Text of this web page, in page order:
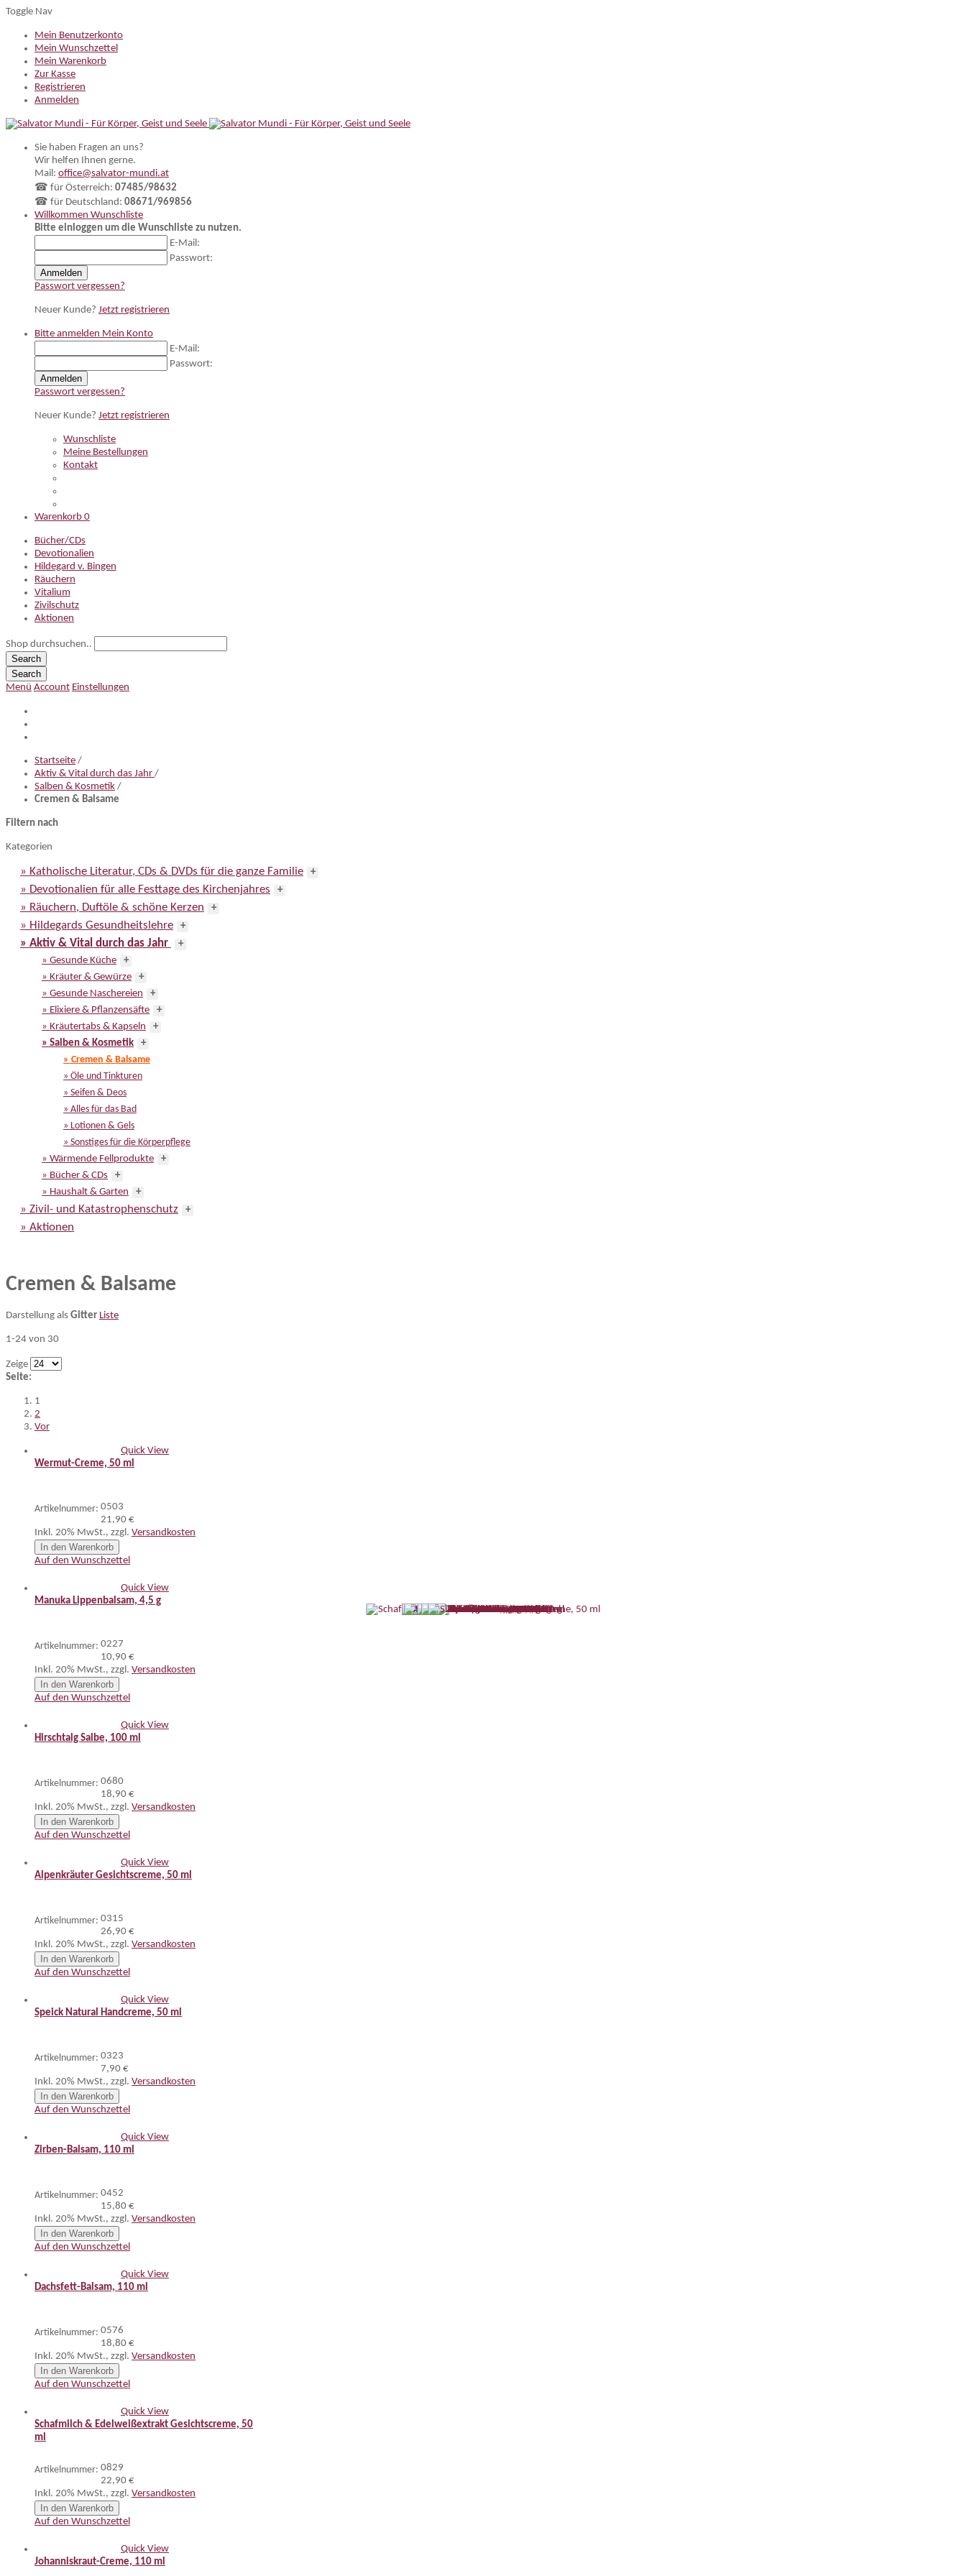
Toggle Nav
Mein Benutzerkonto
Mein Wunschzettel
Mein Warenkorb
Zur Kasse
Registrieren
Anmelden
Sie haben Fragen an uns?
Wir helfen Ihnen gerne.
Mail: office@salvator-mundi.at
☎ für Österreich: 07485/98632
☎ für Deutschland: 08671/969856
Willkommen Wunschliste
Bitte einloggen um die Wunschliste zu nutzen.
E-Mail:
Passwort:
Anmelden
Passwort vergessen?
Neuer Kunde? Jetzt registrieren
Bitte anmelden Mein Konto
E-Mail:
Passwort:
Anmelden
Passwort vergessen?
Neuer Kunde? Jetzt registrieren
Wunschliste
Meine Bestellungen
Kontakt
Warenkorb 0
Bücher/CDs
Devotionalien
Hildegard v. Bingen
Räuchern
Vitalium
Zivilschutz
Aktionen
Shop durchsuchen..
Search
Search
Menü Account Einstellungen
Startseite /
Aktiv & Vital durch das Jahr /
Salben & Kosmetik /
Cremen & Balsame
Filtern nach
Kategorien
» Katholische Literatur, CDs & DVDs für die ganze Familie +
» Devotionalien für alle Festtage des Kirchenjahres +
» Räuchern, Duftöle & schöne Kerzen +
» Hildegards Gesundheitslehre +
» Aktiv & Vital durch das Jahr
+
» Gesunde Küche
+
» Kräuter & Gewürze
+
» Gesunde Naschereien
+
» Elixiere & Pflanzensäfte
+
» Kräutertabs & Kapseln
+
» Salben & Kosmetik
+
» Cremen & Balsame
» Öle und Tinkturen
» Seifen & Deos
» Alles für das Bad
» Lotionen & Gels
» Sonstiges für die Körperpflege
» Wärmende Fellprodukte
+
» Bücher & CDs
+
» Haushalt & Garten
+
» Zivil- und Katastrophenschutz +
» Aktionen
Cremen & Balsame
Darstellung als Gitter Liste
1-24 von 30
Zeige
Seite:
1
2
Vor
Quick View
Wermut-Creme, 50 ml
Artikelnummer: 0503
21,90 €
Inkl. 20% MwSt., zzgl. Versandkosten
In den Warenkorb
Auf den Wunschzettel
Quick View
Manuka Lippenbalsam, 4,5 g
Artikelnummer: 0227
10,90 €
Inkl. 20% MwSt., zzgl. Versandkosten
In den Warenkorb
Auf den Wunschzettel
Quick View
Hirschtalg Salbe, 100 ml
Artikelnummer: 0680
18,90 €
Inkl. 20% MwSt., zzgl. Versandkosten
In den Warenkorb
Auf den Wunschzettel
Quick View
Alpenkräuter Gesichtscreme, 50 ml
Artikelnummer: 0315
26,90 €
Inkl. 20% MwSt., zzgl. Versandkosten
In den Warenkorb
Auf den Wunschzettel
Quick View
Speick Natural Handcreme, 50 ml
Artikelnummer: 0323
7,90 €
Inkl. 20% MwSt., zzgl. Versandkosten
In den Warenkorb
Auf den Wunschzettel
Quick View
Zirben-Balsam, 110 ml
Artikelnummer: 0452
15,80 €
Inkl. 20% MwSt., zzgl. Versandkosten
In den Warenkorb
Auf den Wunschzettel
Quick View
Dachsfett-Balsam, 110 ml
Artikelnummer: 0576
18,80 €
Inkl. 20% MwSt., zzgl. Versandkosten
In den Warenkorb
Auf den Wunschzettel
Quick View
Schafmilch & Edelweißextrakt Gesichtscreme, 50
ml
Artikelnummer: 0829
22,90 €
Inkl. 20% MwSt., zzgl. Versandkosten
In den Warenkorb
Auf den Wunschzettel
Quick View
Johanniskraut-Creme, 110 ml